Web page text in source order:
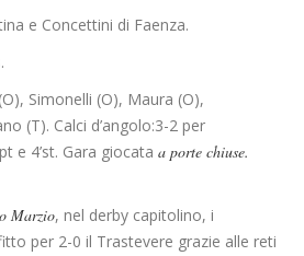
e Concettini di Faenza.
Simonelli (O), Maura (O),
(T). Calci d’angolo:3-2 per
e 4’st. Gara giocata a porte chiuse.
Marzio, nel derby capitolino, i
per 2-0 il Trastevere grazie alle reti